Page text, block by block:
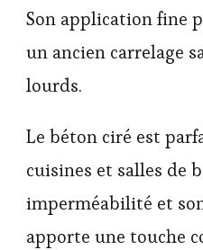
Son application fine
un ancien carrelage
lourds.
Le béton ciré est
cuisines et salles de
imperméabilité et
apporte une touche